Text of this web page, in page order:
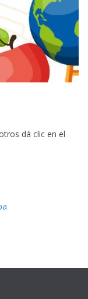
dá clic en el